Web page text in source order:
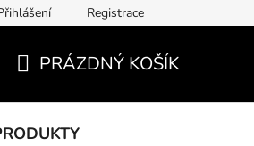
Registrace
KOŠÍK
PRÁZDNÝ KOŠÍK